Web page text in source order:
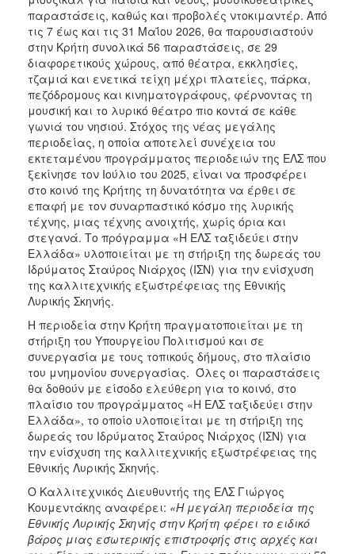
παραστάσεις, καθώς και προβολές ντοκιμαντέρ. Από
τις 7 έως και τις 31 Μαΐου 2026, θα παρουσιαστούν
στην Κρήτη συνολικά 56 παραστάσεις, σε 29
διαφορετικούς χώρους, από θέατρα, εκκλησίες,
τζαμιά και ενετικά τείχη μέχρι πλατείες, πάρκα,
πεζόδρομους και κινηματογράφους, φέρνοντας τη
μουσική και το λυρικό θέατρο πιο κοντά σε κάθε
γωνιά του νησιού. Στόχος της νέας μεγάλης
περιοδείας, η οποία αποτελεί συνέχεια του
εκτεταμένου προγράμματος περιοδειών της ΕΛΣ που
ξεκίνησε τον Ιούλιο του 2025, είναι να προσφέρει
στο κοινό της Κρήτης τη δυνατότητα να έρθει σε
επαφή με τον συναρπαστικό κόσμο της λυρικής
τέχνης, μιας τέχνης ανοιχτής, χωρίς όρια και
στεγανά. Το πρόγραμμα «Η ΕΛΣ ταξιδεύει στην
Ελλάδα» υλοποιείται με τη στήριξη της δωρεάς του
Ιδρύματος Σταύρος Νιάρχος (ΙΣΝ) για την ενίσχυση
της καλλιτεχνικής εξωστρέφειας της Εθνικής
Λυρικής Σκηνής.
Η περιοδεία στην Κρήτη πραγματοποιείται με τη
στήριξη του Υπουργείου Πολιτισμού και σε
συνεργασία με τους τοπικούς δήμους, στο πλαίσιο
του μνημονίου συνεργασίας. Όλες οι παραστάσεις
θα δοθούν με είσοδο ελεύθερη για το κοινό, στο
πλαίσιο του προγράμματος «Η ΕΛΣ ταξιδεύει στην
Ελλάδα», το οποίο υλοποιείται με τη στήριξη της
δωρεάς του Ιδρύματος Σταύρος Νιάρχος (ΙΣΝ) για
την ενίσχυση της καλλιτεχνικής εξωστρέφειας της
Εθνικής Λυρικής Σκηνής.
O Καλλιτεχνικός Διευθυντής της ΕΛΣ Γιώργος
Κουμεντάκης αναφέρει: «Η μεγάλη περιοδεία της
Εθνικής Λυρικής Σκηνής στην Κρήτη φέρει το ειδικό
βάρος μιας εσωτερικής επιστροφής στις αρχές και